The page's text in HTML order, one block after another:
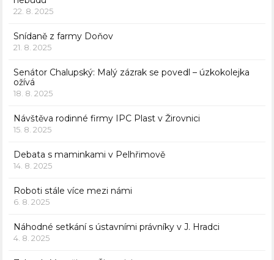
22. 8. 2025
Snídaně z farmy Doňov
21. 8. 2025
Senátor Chalupský: Malý zázrak se povedl – úzkokolejka
ožívá
18. 8. 2025
Návštěva rodinné firmy IPC Plast v Žirovnici
15. 8. 2025
Debata s maminkami v Pelhřimově
14. 8. 2025
Roboti stále více mezi námi
6. 8. 2025
Náhodné setkání s ústavními právníky v J. Hradci
4. 8. 2025